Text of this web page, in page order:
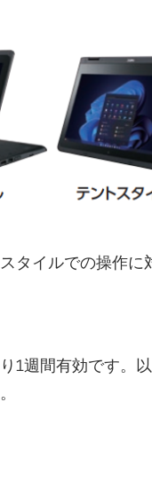
タイルでの操作に
1週間有効です。